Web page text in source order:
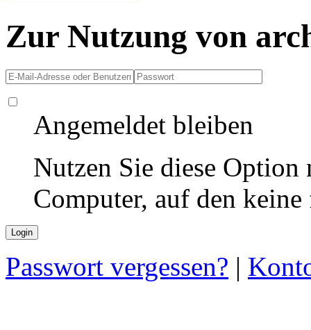
Zur Nutzung von
Angemeldet bleiben
Nutzen Sie diese
Computer, auf den
Passwort vergessen? |